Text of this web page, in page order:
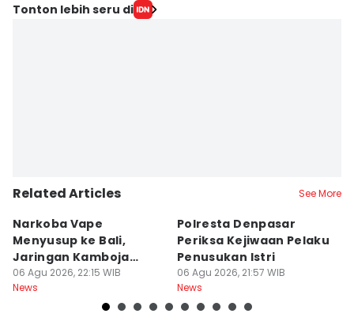
Tonton lebih seru di
Related Articles See More
Narkoba Vape
Menyusup ke Bali,
Jaringan Kamboja
Terbongkar
06 Agu 2026, 22:15 WIB
News
Polresta Denpasar
Periksa Kejiwaan Pelaku
Penusukan Istri
06 Agu 2026, 21:57 WIB
News